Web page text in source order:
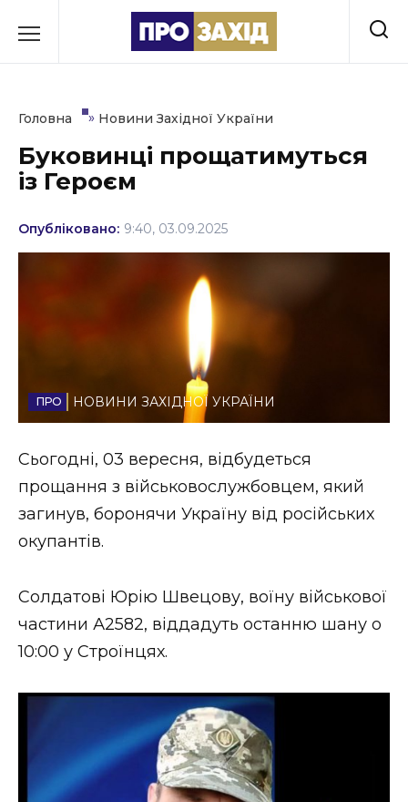
до
Культура
Освіта
Стиль життя
Втрачений Ужгород
Втрачений Ужгород (відеоверсія)
ЗАКАРПАТСЬКІ НОВИНИ
ФОТО
Головна » Новини Західної України
Буковинці прощатимуться
із Героєм
Опубліковано: 9:40, 03.09.2025
НОВИНИ ЗАХІДНОЇ УКРАЇНИ
Сьогодні, 03 вересня, відбудеться
прощання з військовослужбовцем, який
загинув, боронячи Україну від російських
окупантів.
Солдатові Юрію Швецову, воїну військової
частини А2582, віддадуть останню шану о
10:00 у Строїнцях.